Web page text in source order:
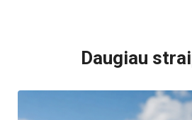
Daugiau